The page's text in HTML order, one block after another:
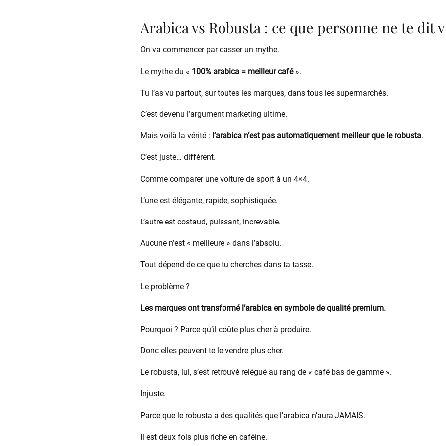
Arabica vs Robusta : ce que personne ne te dit
On va commencer par casser un mythe.
Le mythe du « 100% arabica = meilleur café».
Tu l’as vu partout, sur toutes les marques, dans tous les supermarchés.
C’est devenu l’argument marketing ultime.
Mais voilà la vérité : l’arabica n’est pas automatiquement meilleur que le robusta.
C’est juste… différent.
Comme comparer une voiture de sport à un 4×4.
L’une est élégante, rapide, sophistiquée.
L’autre est costaud, puissant, increvable.
Aucune n’est « meilleure » dans l’absolu.
Tout dépend de ce que tu cherches dans ta tasse.
Le problème ?
Les marques ont transformé l’arabica en symbole de qualité premium.
Pourquoi ? Parce qu’il coûte plus cher à produire.
Donc elles peuvent te le vendre plus cher.
Le robusta, lui, s’est retrouvé relégué au rang de « café bas de gamme ».
Injuste.
Parce que le robusta a des qualités que l’arabica n’aura JAMAIS.
Il est deux fois plus riche en caféine.